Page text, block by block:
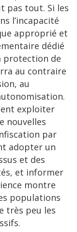
pas tout. Si les
l’incapacité
approprié et
dédié
protection de
au contraire
au
exploiter
nouvelles
par
adopter un
et des
et informer
montre
populations
très peu les